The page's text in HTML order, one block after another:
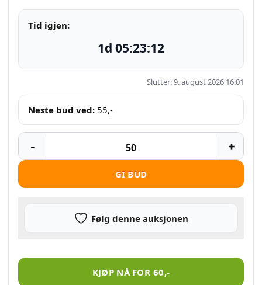
Tid igjen:
1d 05:23:12
Slutter: 9. august 2026 16:01
Neste bud ved: 55,-
GI BUD
Følg denne auksjonen
Alias – sesong 5 – sone 1 antall
KJØP NÅ FOR 60,-